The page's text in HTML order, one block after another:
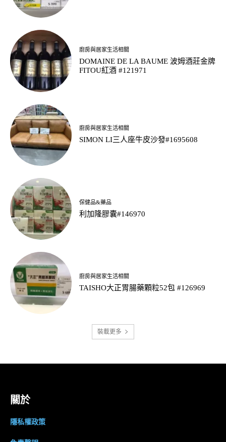
廚房與居家生活相關
DOMAINE DE LA BAUME 波姆酒莊金牌
FITOU紅酒 #121971
廚房與居家生活相關
SIMON LI三人座牛皮沙發#1695608
保健品&藥品
利加隆膠囊#146970
廚房與居家生活相關
TAISHO大正胃腸藥顆粒52包 #126969
裝載更多
關於
隱私權政策